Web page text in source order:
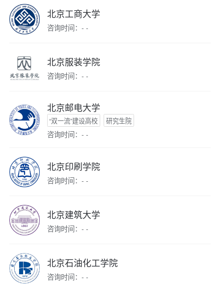
北京工商大学
咨询时间：- -
北京服装学院
咨询时间：- -
北京邮电大学
“双一流”建设高校 研究生院
咨询时间：- -
北京印刷学院
咨询时间：- -
北京建筑大学
咨询时间：- -
北京石油化工学院
咨询时间：- -